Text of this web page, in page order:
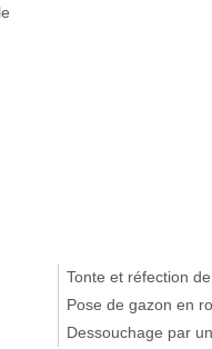
Tonte et réfection
Pose de gazon en
Dessouchage par